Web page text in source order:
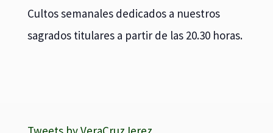
Cultos semanales dedicados a nuestros
sagrados titulares a partir de las 20.30 horas.